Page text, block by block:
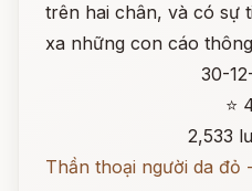
trên hai chân, và có sự
xa những con cáo
30-
⭐
2,533
Thần thoại người da đỏ